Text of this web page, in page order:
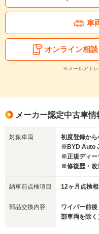
車
オンライン相
※メールアドレ
メーカー認定中古車情
対象車両
初度登録か
※BYD Auto
※正規ディー
※修復歴・改
納車前点検項目 12ヶ月点検
部品交換内容
ワイパー前
部車両を除く